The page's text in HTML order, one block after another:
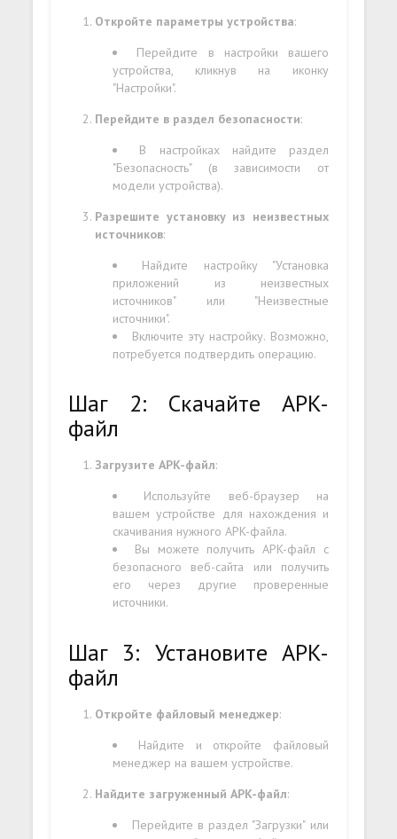
Откройте параметры устройства:
Перейдите в настройки вашего
устройства, кликнув на иконку
"Настройки".
Перейдите в раздел безопасности:
В настройках найдите раздел
"Безопасность" (в зависимости от
модели устройства).
Разрешите установку из неизвестных
источников:
Найдите настройку "Установка
приложений из неизвестных
источников" или "Неизвестные
источники".
Включите эту настройку. Возможно,
потребуется подтвердить операцию.
Шаг 2: Скачайте APK-
файл
Загрузите APK-файл:
Используйте веб-браузер на
вашем устройстве для нахождения и
скачивания нужного APK-файла.
Вы можете получить APK-файл с
безопасного веб-сайта или получить
его через другие проверенные
источники.
Шаг 3: Установите APK-
файл
Откройте файловый менеджер:
Найдите и откройте файловый
менеджер на вашем устройстве.
Найдите загруженный APK-файл:
Перейдите в раздел "Загрузки" или